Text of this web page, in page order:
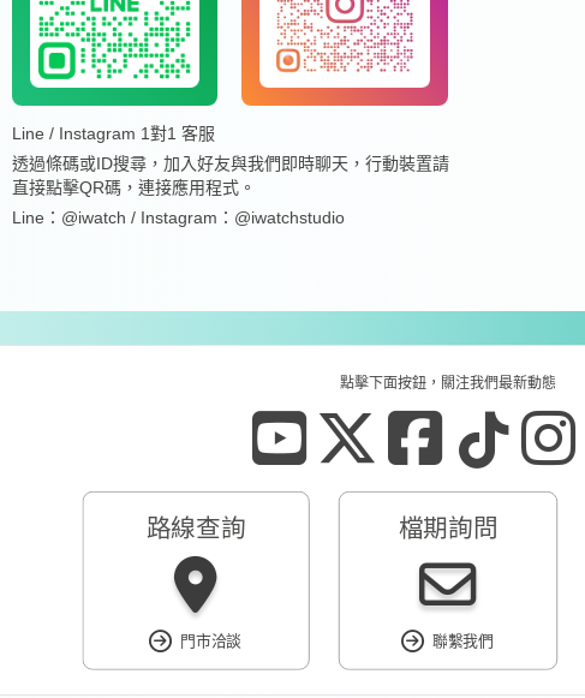
Line / Instagram 1對1 客服
透過條碼或ID搜尋，加入好友與我們即時聊天，行動裝置請
直接點擊QR碼，連接應用程式。
Line：@iwatch / Instagram：@iwatchstudio
點擊下面按鈕，關注我們最新動態
路線查詢
門市洽談
檔期詢問
聯繫我們